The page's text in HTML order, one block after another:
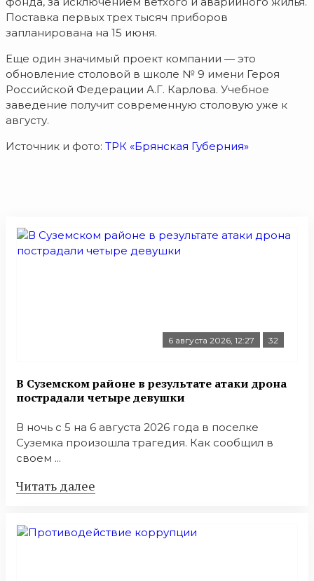
Поставка первых трех тысяч приборов
запланирована на 15 июня.
Еще один значимый проект компании — это
обновление столовой в школе № 9 имени Героя
Российской Федерации А.Г. Карлова. Учебное
заведение получит современную столовую уже к
августу.
Источник и фото: ТРК «Брянская Губерния»
6 августа 2026, 12:27 32
В Суземском районе в результате атаки дрона
пострадали четыре девушки
В ночь с 5 на 6 августа 2026 года в поселке
Суземка произошла трагедия. Как сообщил в
своем ...
Читать далее